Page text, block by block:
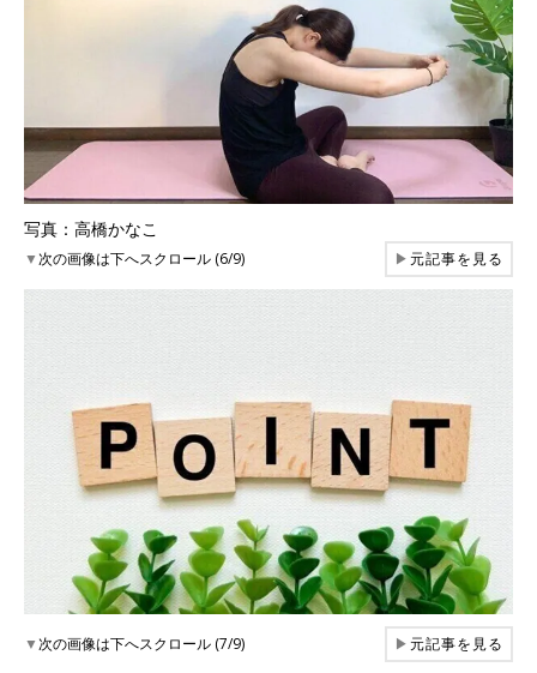
写真：高橋かなこ
▼次の画像は下へスクロール (6/9) ▶元記事を見る
▼次の画像は下へスクロール (7/9) ▶元記事を見る